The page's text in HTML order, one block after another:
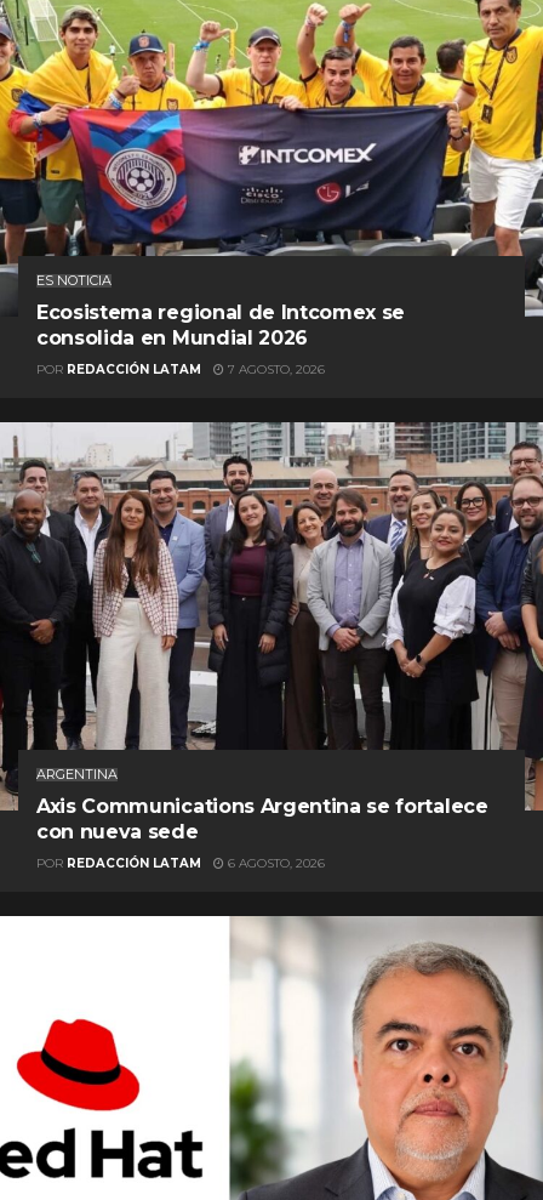
ES NOTICIA
Ecosistema regional de Intcomex se
consolida en Mundial 2026
POR REDACCIÓN LATAM 7 AGOSTO, 2026
ARGENTINA
Axis Communications Argentina se fortalece
con nueva sede
POR REDACCIÓN LATAM 6 AGOSTO, 2026